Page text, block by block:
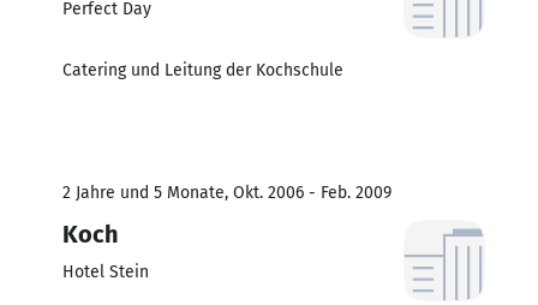
Perfect Day
Catering und Leitung der Kochschule
2 Jahre und 5 Monate, Okt. 2006 - Feb. 2009
Koch
Hotel Stein